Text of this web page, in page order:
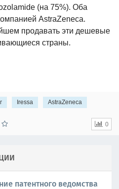
(на 75%). Оба
AstraZeneca.
продавать эти дешевые
страны.
Iressa AstraZeneca
0
патентного ведомства